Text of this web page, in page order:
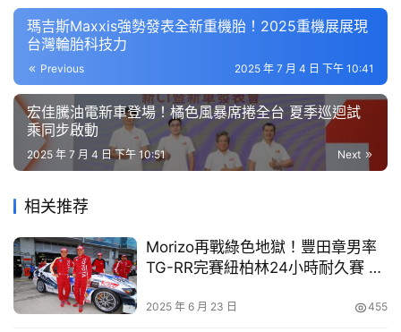
碑
中
古
車
行
百
大
古
買
車
KYMCO「全車系噴射電腦元件 4年加倍保固」7月起正式
實施，光陽前所未有的重大施策震撼車壇，消費者與通路夥
伴均給予最正面的肯定。不僅將車廠普遍配置的2年保固加
瑪吉斯Maxxis強勢發表全新重機胎！2025重機展展現
台灣輪胎科技力
Previous 2025 年 7 月 4 日 下午 10:41
宏佳騰油電新車登場！橘色風暴席捲全台 夏季巡迴試
乘同步啟動
Next
2025 年 7 月 4 日 下午 10:51
相关推荐
Morizo再戰綠色地獄！豐田章男率
TG-RR完賽紐柏林24小時耐久賽 林
2025 年 6 月 23 日 455